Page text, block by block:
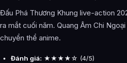
Đấu Phá Thương Khung live-action
ra mắt cuối năm. Quang Âm Chi
chuyển thể anime.
Đánh giá: ★★★★☆ (4/5)